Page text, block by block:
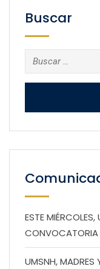
Buscar
Buscar:
ESTE
CONVOCATORIA
UMSNH, MADRES